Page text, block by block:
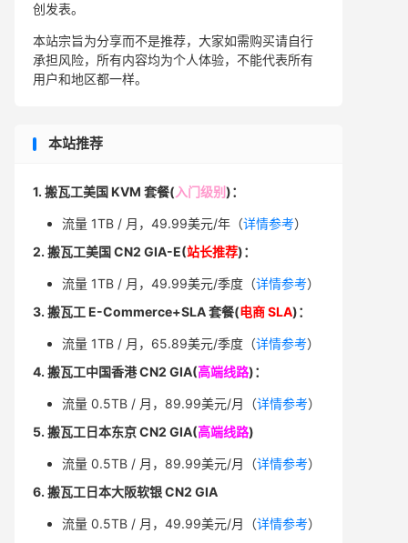
创发表。
本站宗旨为分享而不是推荐，大家如需购买请自行
承担风险，所有内容均为个人体验，不能代表所有
用户和地区都一样。
本站推荐
1. 搬瓦工美国 KVM 套餐( 入门级别)：
流量 1TB / 月，49.99美元/年（详情参考）
2. 搬瓦工美国 CN2 GIA-E(站长推荐)：
流量 1TB / 月，49.99美元/季度（详情参考）
3. 搬瓦工 E-Commerce+SLA 套餐(电商 SLA)：
流量 1TB / 月，65.89美元/季度（详情参考）
4. 搬瓦工中国香港 CN2 GIA(高端线路)：
流量 0.5TB / 月，89.99美元/月（详情参考）
5. 搬瓦工日本东京 CN2 GIA(高端线路)
流量 0.5TB / 月，89.99美元/月（详情参考）
6. 搬瓦工日本大阪软银 CN2 GIA
流量 0.5TB / 月，49.99美元/月（详情参考）